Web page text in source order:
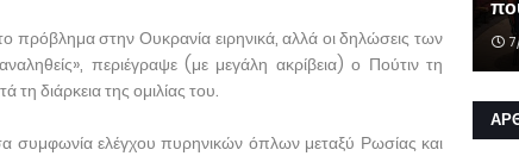
πρόβλημα στην Ουκρανία ειρηνικά, αλλά οι δηλώσεις των
περιέγραψε (με μεγάλη ακρίβεια) ο Πούτιν τη
τη διάρκεια της ομιλίας του.
συμφωνία ελέγχου πυρηνικών όπλων μεταξύ Ρωσίας και